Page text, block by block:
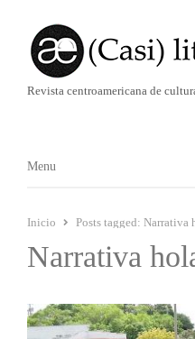
Revista centroamericana de
Menú
Menu
Inicio Posts tagged: Narrativa
Narrativa